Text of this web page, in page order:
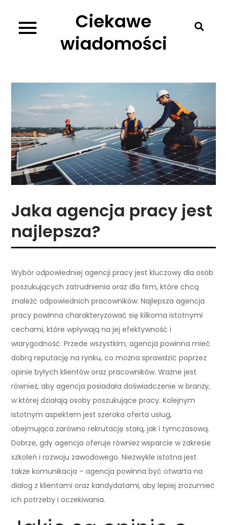
content
Ciekawe
wiadomości
Jaka agencja pracy jest
najlepsza?
Wybór odpowiedniej agencji pracy jest kluczowy dla osób
poszukujących zatrudnienia oraz dla firm, które chcą
znaleźć odpowiednich pracowników. Najlepsza agencja
pracy powinna charakteryzować się kilkoma istotnymi
cechami, które wpływają na jej efektywność i
wiarygodność. Przede wszystkim, agencja powinna mieć
dobrą reputację na rynku, co można sprawdzić poprzez
opinie byłych klientów oraz pracowników. Ważne jest
również, aby agencja posiadała doświadczenie w branży,
w której działają osoby poszukujące pracy. Kolejnym
istotnym aspektem jest szeroka oferta usług,
obejmująca zarówno rekrutację stałą, jak i tymczasową.
Dobrze, gdy agencja oferuje również wsparcie w zakresie
szkoleń i rozwoju zawodowego. Niezwykle istotna jest
także komunikacja – agencja powinna być otwarta na
dialog z klientami oraz kandydatami, aby lepiej zrozumieć
ich potrzeby i oczekiwania.